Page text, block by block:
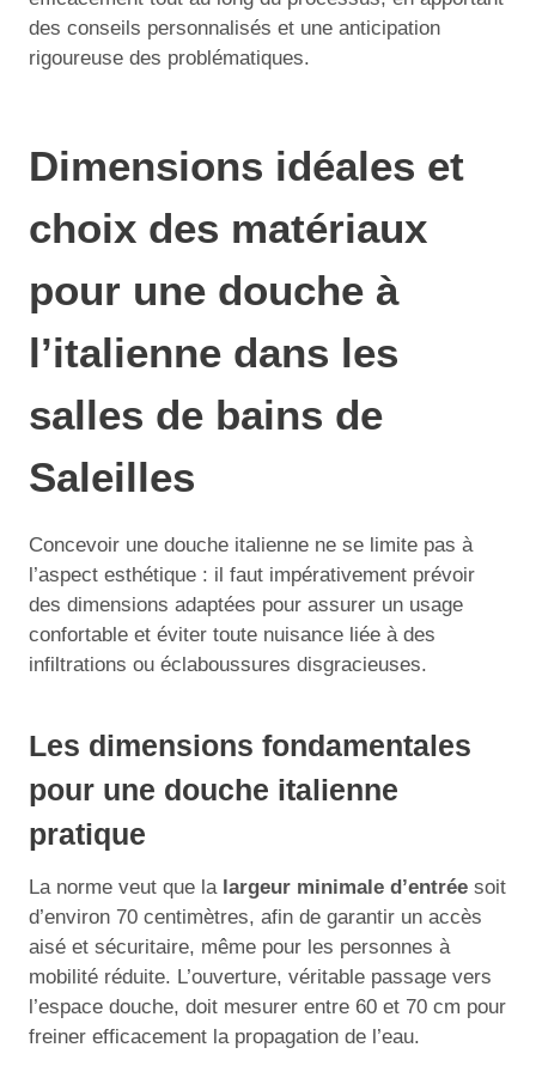
des conseils personnalisés et une anticipation
rigoureuse des problématiques.
Dimensions idéales et
choix des matériaux
pour une douche à
l’italienne dans les
salles de bains de
Saleilles
Concevoir une douche italienne ne se limite pas à
l’aspect esthétique : il faut impérativement prévoir
des dimensions adaptées pour assurer un usage
confortable et éviter toute nuisance liée à des
infiltrations ou éclaboussures disgracieuses.
Les dimensions fondamentales
pour une douche italienne
pratique
La norme veut que la largeur minimale d’entrée soit
d’environ 70 centimètres, afin de garantir un accès
aisé et sécuritaire, même pour les personnes à
mobilité réduite. L’ouverture, véritable passage vers
l’espace douche, doit mesurer entre 60 et 70 cm pour
freiner efficacement la propagation de l’eau.